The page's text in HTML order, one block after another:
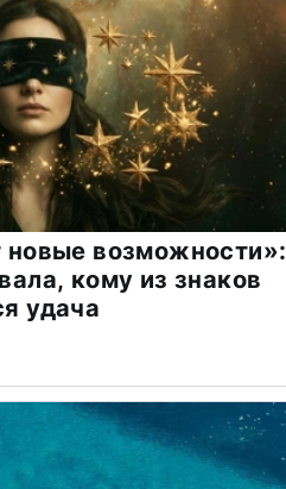
новые возможности»:
кому из знаков
удача